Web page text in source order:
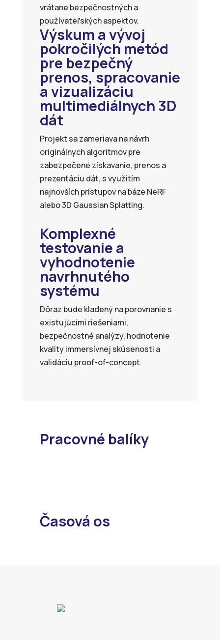
vrátane bezpečnostných a
používateľských aspektov.
Výskum a vývoj
pokročilých metód
pre bezpečný
prenos, spracovanie
a vizualizáciu
multimediálnych 3D
dát
Projekt sa zameriava na návrh
originálnych algoritmov pre
zabezpečené získavanie, prenos a
prezentáciu dát, s využitím
najnovších prístupov na báze NeRF
alebo 3D Gaussian Splatting.
Komplexné
testovanie a
vyhodnotenie
navrhnutého
systému
Dôraz bude kladený na porovnanie s
existujúcimi riešeniami,
bezpečnostné analýzy, hodnotenie
kvality immersívnej skúsenosti a
validáciu proof-of-concept.
Pracovné balíky
Časová os